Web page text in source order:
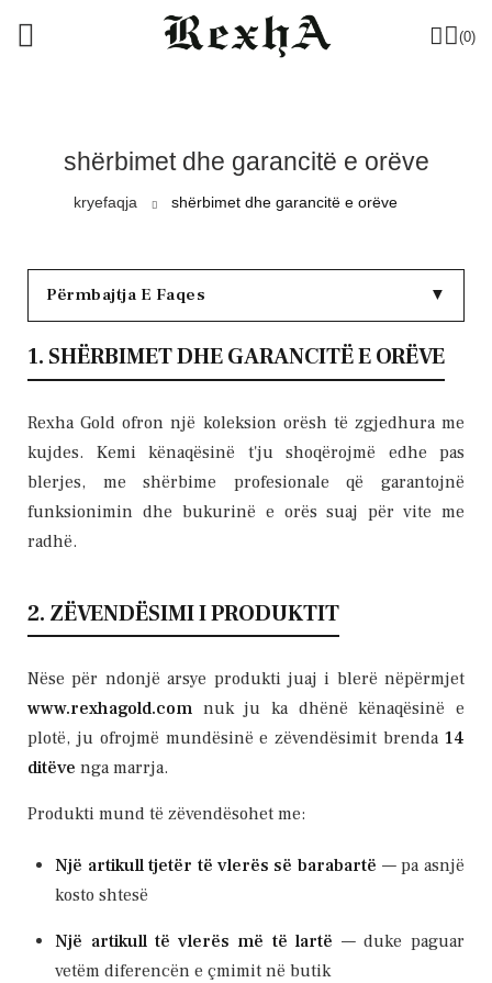
(0)
shërbimet dhe garancitë e orëve
kryefaqja shërbimet dhe garancitë e orëve
Përmbajtja E Faqes ▼
1. SHËRBIMET DHE GARANCITË E ORËVE
Rexha Gold ofron një koleksion orësh të zgjedhura me
kujdes. Kemi kënaqësinë t'ju shoqërojmë edhe pas
blerjes, me shërbime profesionale që garantojnë
funksionimin dhe bukurinë e orës suaj për vite me
radhë.
2. ZËVENDËSIMI I PRODUKTIT
Nëse për ndonjë arsye produkti juaj i blerë nëpërmjet
www.rexhagold.com nuk ju ka dhënë kënaqësinë e
plotë, ju ofrojmë mundësinë e zëvendësimit brenda 14
ditëve nga marrja.
Produkti mund të zëvendësohet me:
Një artikull tjetër të vlerës së barabartë — pa asnjë
kosto shtesë
Një artikull të vlerës më të lartë — duke paguar
vetëm diferencën e çmimit në butik